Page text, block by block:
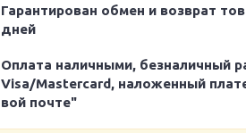
Гарантирован обмен и возврат
дней
Оплата наличными, безналичный
Visa/Mastercard, наложенный
почте"